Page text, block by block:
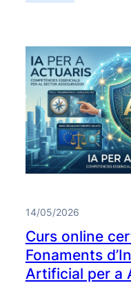
14/05/2026
Curs online
Fonaments
Artificial per a